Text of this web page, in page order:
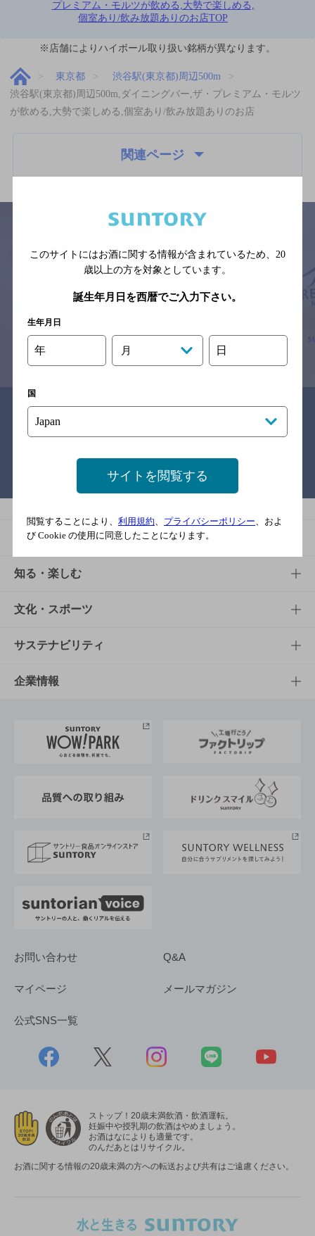
プレミアム・モルツが飲める,大勢で楽しめる,
個室あり/飲み放題ありのお店TOP
※店舗によりハイボール取り扱い銘柄が異なります。
東京都
渋谷駅(東京都)周辺500m
渋谷駅(東京都)周辺500m,ダイニングバー,ザ・プレミアム・モルツ
が飲める,大勢で楽しめる,個室あり/飲み放題ありのお店
関連ページ
ご意見・ご感想
予告なしに変更されることがありますので、
情報提供：ぐるなび
関連リンク
バー検索サイト［BAR-NAVI］
商品
商品TOP
商品一覧
商品発売情報
栄養成分一覧
知る・楽しむ
知る・楽しむTOP
キャンペーン
工場見学
地域情報
文化・スポーツ
文化・スポーツTOP
サントリーホール
サントリーサンバーズ大阪
サステナビリティ
サステナビリティTOP
サントリーが考えるサステナビリティ経営
企業情報
企業概要
採用情報
お問い合わせ Q&A
マイページ メールマガジン
公式SNS一覧
ストップ！20歳未満飲酒・飲酒運転。
妊娠中や授乳期の飲酒はやめましょう。
お酒はなによりも適量です。
のんだあとはリサイクル。
お酒に関する情報の20歳未満の方への転送および共有はご遠慮ください。
このサイトにはお酒に関する情報が含まれているため、 20
歳以上の方を対象としています。
誕生年月日を西暦でご入力下さい。
生年月日
年 月 日
国
サイトを閲覧する
閲覧することにより、 利用規約、 プライバシーポリシー、およ
び Cookie の使用に同意したことになります。